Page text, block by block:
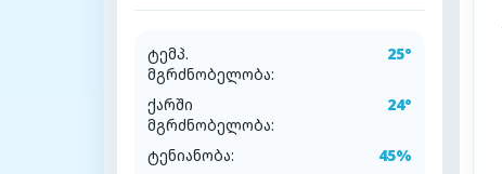
ტემპ.
მგრძნობელობა:
25°
ქარში
მგრძნობელობა:
24°
ტენიანობა:
45%